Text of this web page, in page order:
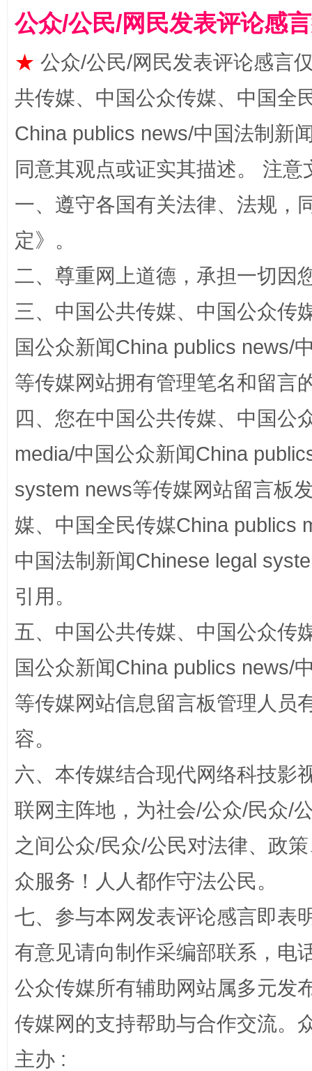
站台名比不上好声名
漫山遍野的桃花与雪山、麦地、白藏房
招工难、用工荒背后
在谋一域中谋全局
公众/公民/网民发表评论感
★ 公众/公民/网民发表评论感言
共传媒、中国公众传媒、中国全
China publics news/中国法制新
同意其观点或证实其描述。 注
一、遵守各国有关法律、法规，
定》。
二、尊重网上道德，承担一切因
三、中国公共传媒、中国公众传
国公众新闻China publics news/
等传媒网站拥有管理笔名和留言
四、您在中国公共传媒、中国公
media/中国公众新闻China
system news等传媒网站留言板
媒、中国全民传媒China publics
中国法制新闻Chinese legal
引用。
五、中国公共传媒、中国公众传
国公众新闻China publics news/
等传媒网站信息留言板管理人员
容。
六、本传媒结合现代网络科技影
联网主阵地，为社会/公众/民众/
之间公众/民众/公民对法律、政
众服务！人人都作守法公民。
七、参与本网发表评论感言即表
有意见请向制作采编部联系，电
公众传媒所有辅助网站属多元发
传媒网的支持帮助与合作交流。
主办 :